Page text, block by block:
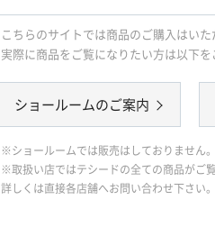
こちらのサイトでは商品のご購入はいた
実際に商品をご覧になりたい方は以下を
ショールームのご案内
※ショールームでは販売はしておりません。
※取扱い店ではテシードの全ての商品がご
詳しくは直接各店舗へお問い合わせ下さい。